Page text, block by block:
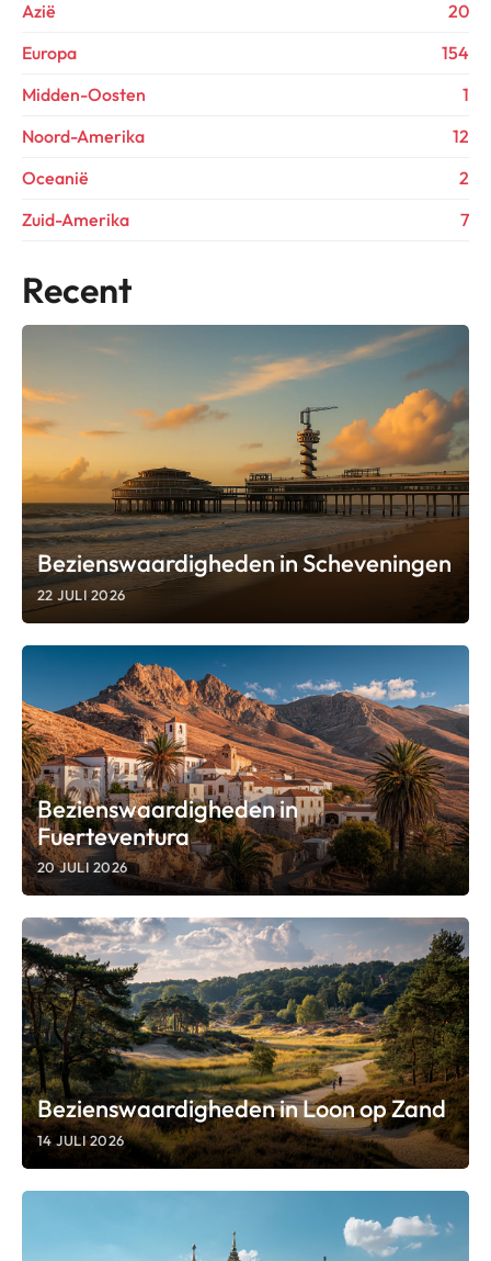
Azië
20
Europa
154
Midden-Oosten
1
Noord-Amerika
12
Oceanië
2
Zuid-Amerika
7
Recent
Bezienswaardigheden in Scheveningen
22 JULI 2026
Bezienswaardigheden in
Fuerteventura
20 JULI 2026
Bezienswaardigheden in Loon op Zand
14 JULI 2026